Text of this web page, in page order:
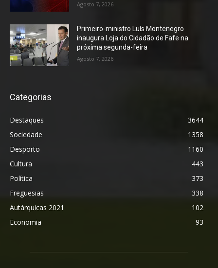
Agosto 7, 2026
Primeiro-ministro Luís Montenegro
inaugura Loja do Cidadão de Fafe na
próxima segunda-feira
Agosto 7, 2026
Categorias
Destaques
3644
Sociedade
1358
Desporto
1160
Cultura
443
Política
373
Freguesias
338
Autárquicas 2021
102
Economia
93